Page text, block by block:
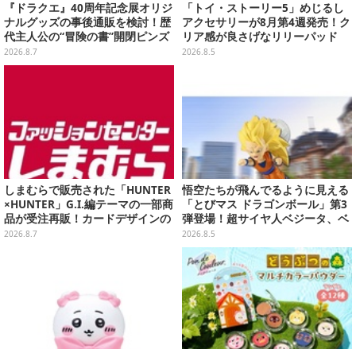
『ドラクエ』40周年記念展オリジ
ナルグッズの事後通販を検討！歴
代主人公の“冒険の書”開閉ピンズ
をはじめ、ユニークなＴシャツや
雑貨など
2026.8.7
「トイ・ストーリー5」めじるし
アクセサリーが8月第4週発売！ク
リア感が良さげなリリーパッド
や、ジェシーなど全5種ラインナ
2026.8.5
しまむらで販売された「HUNTER
×HUNTER」G.I.編テーマの一部商
品が受注再販！カードデザインの
キーホルダーや、キルアたちのセ
2026.8.7
悟空たちが飛んでるように見える
「とびマス ドラゴンボール」第3
弾登場！超サイヤ人ベジータ、ベ
ジットなど全6種
2026.8.5